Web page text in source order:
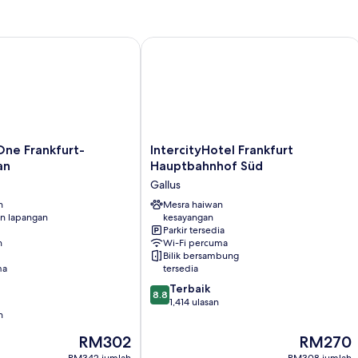
Frankfurt-
lapangan
Harga
ialah
RM302
Frankfurt-Metropolitan
IntercityHotel
Frankfurt
Hauptbahnhof
Süd
Gallus
IntercityHotel Frankfurt
Hauptbahnhof Süd
Gallus
Mesra haiwan
kesayangan
Parkir tersedia
Wi-Fi percuma
Bilik bersambung
tersedia
8.8
daripada
8.8 Terbaik
1,414 ulasan
Harga
ialah
RM270
IntercityHotel Frankfurt